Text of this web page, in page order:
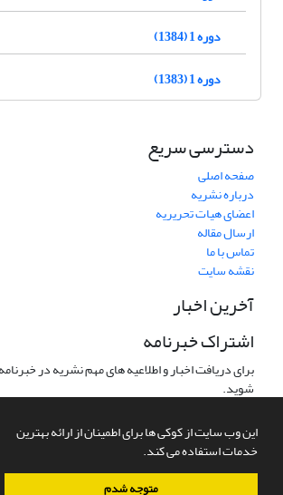
این وب سایت از کوکی ها برای اطمینان از ارائه بهترین
خدمات استفاده می کند.
متوجه شدم
دوره 1 (1384)
دوره 1 (1383)
دسترسی سریع
صفحه اصلی
درباره نشریه
اعضای هیات تحریریه
ارسال مقاله
تماس با ما
نقشه سایت
آخرین اخبار
اشتراک خبرنامه
برای دریافت اخبار و اطلاعیه های مهم نشریه در
شوید.